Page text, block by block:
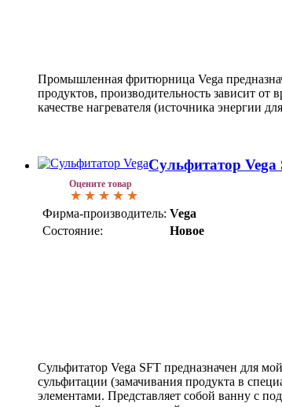
Промышленная фритюрница Vega
продуктов, производительность зависит
качестве нагревателя (источника энергии
Оцените товар
Сульфитатор
Фирма-производитель: Vega
Состояние:
Новое
Сульфитатор Vega SFT предназначен для
сульфитации (замачивания продукта в
элементами. Представляет собой ванну с